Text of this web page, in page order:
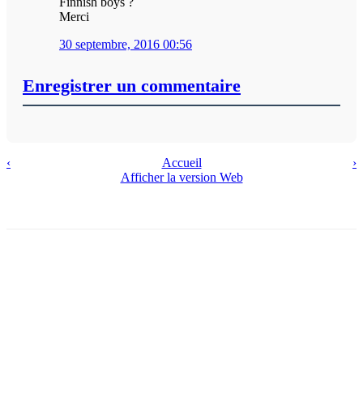
Merci
30 septembre, 2016 00:56
Enregistrer un commentaire
‹ ›
Accueil
Afficher la version Web